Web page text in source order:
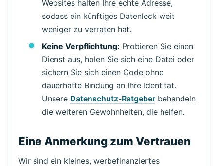
Websites halten Ihre echte Adresse,
sodass ein künftiges Datenleck weit
weniger zu verraten hat.
Keine Verpflichtung: Probieren Sie einen
Dienst aus, holen Sie sich eine Datei oder
sichern Sie sich einen Code ohne
dauerhafte Bindung an Ihre Identität.
Unsere Datenschutz-Ratgeberbehandeln
die weiteren Gewohnheiten, die helfen.
Eine Anmerkung zum Vertrauen
Wir sind ein kleines, werbefinanziertes